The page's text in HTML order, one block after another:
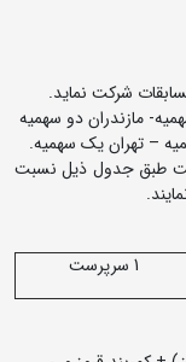
مازندران دو سهمیه
– تهران یک سهمیه.
طبق جدول ذیل نسبت
1 سرپرست